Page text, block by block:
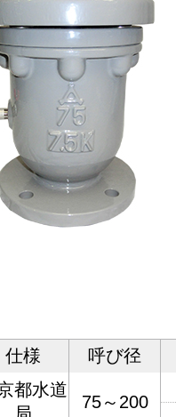
仕様 呼び径
都水道
75～200